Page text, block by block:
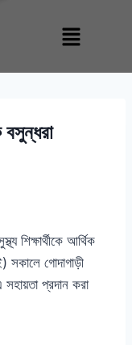
বসুন্ধরা
শিক্ষার্থীকে আর্থিক
) সকালে গোদাগাড়ী
সহায়তা প্রদান করা